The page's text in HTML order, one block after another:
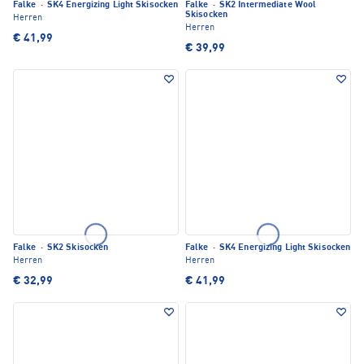
Falke · SK4 Energizing Light Skisocken
Herren
€ 41,99
Falke · SK2 Intermediate Wool
Skisocken
Herren
€ 39,99
Falke · SK2 Skisocken
Herren
€ 32,99
Falke · SK4 Energizing Light Skisocken
Herren
€ 41,99